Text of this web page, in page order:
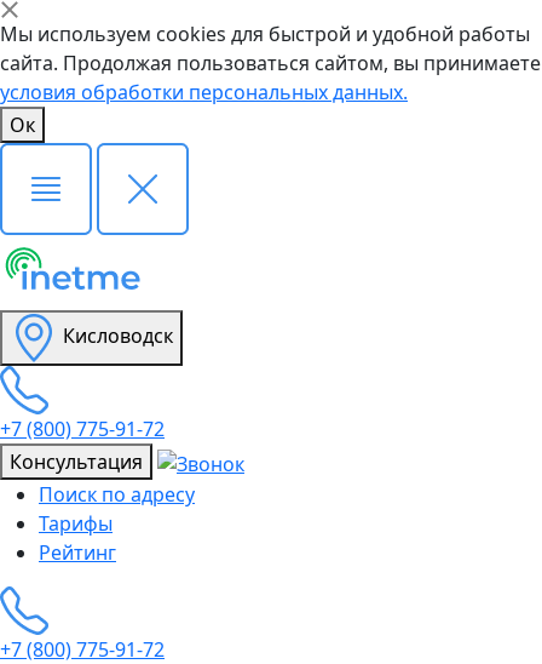
Мы используем cookies для быстрой и удобной работы
сайта. Продолжая пользоваться сайтом, вы принимаете
условия обработки персональных данных.
Ок
Кисловодск
+7 (800) 775-91-72
Консультация
Поиск по адресу
Тарифы
Рейтинг
+7 (800) 775-91-72